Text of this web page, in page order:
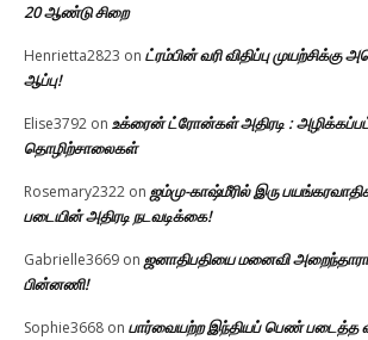
20 ஆண்டு சிறை
Henrietta2823 on ட்ரம்பின் வரி விதிப்பு முயற்சிக்கு
ஆப்பு!
Elise3792 on உக்ரைன் ட்ரோன்கள் அதிரடி :
தொழிற்சாலைகள்
Rosemary2322 onஜம்மு-காஷ்மீரில் இரு
படையின் அதிரடி நடவடிக்கை!
Gabrielle3669 onஜனாதிபதியை மனைவி
பின்னணி!
Sophie3668 on பார்வையற்ற இந்தியப் பெண் படைத்த